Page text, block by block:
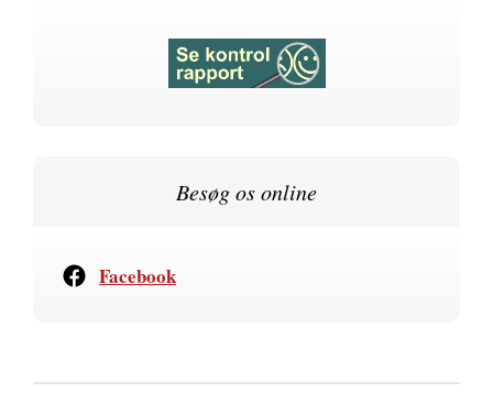
Besøg os online
Facebook